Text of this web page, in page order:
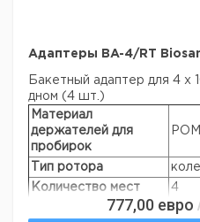
Aдаптеры BA-4/RT
Бакетный адаптер для 4 x
дном (4 шт.)
Материал
держателей для
пробирок
Тип ротора
Количество мест
4
777,00 евро